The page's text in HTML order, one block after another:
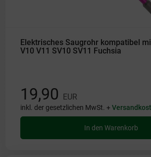
Elektrisches Saugrohr kompatibel
V10 V11 SV10 SV11 Fuchsia
19,90 EUR
inkl. der gesetzlichen MwSt. +
In den Warenkorb